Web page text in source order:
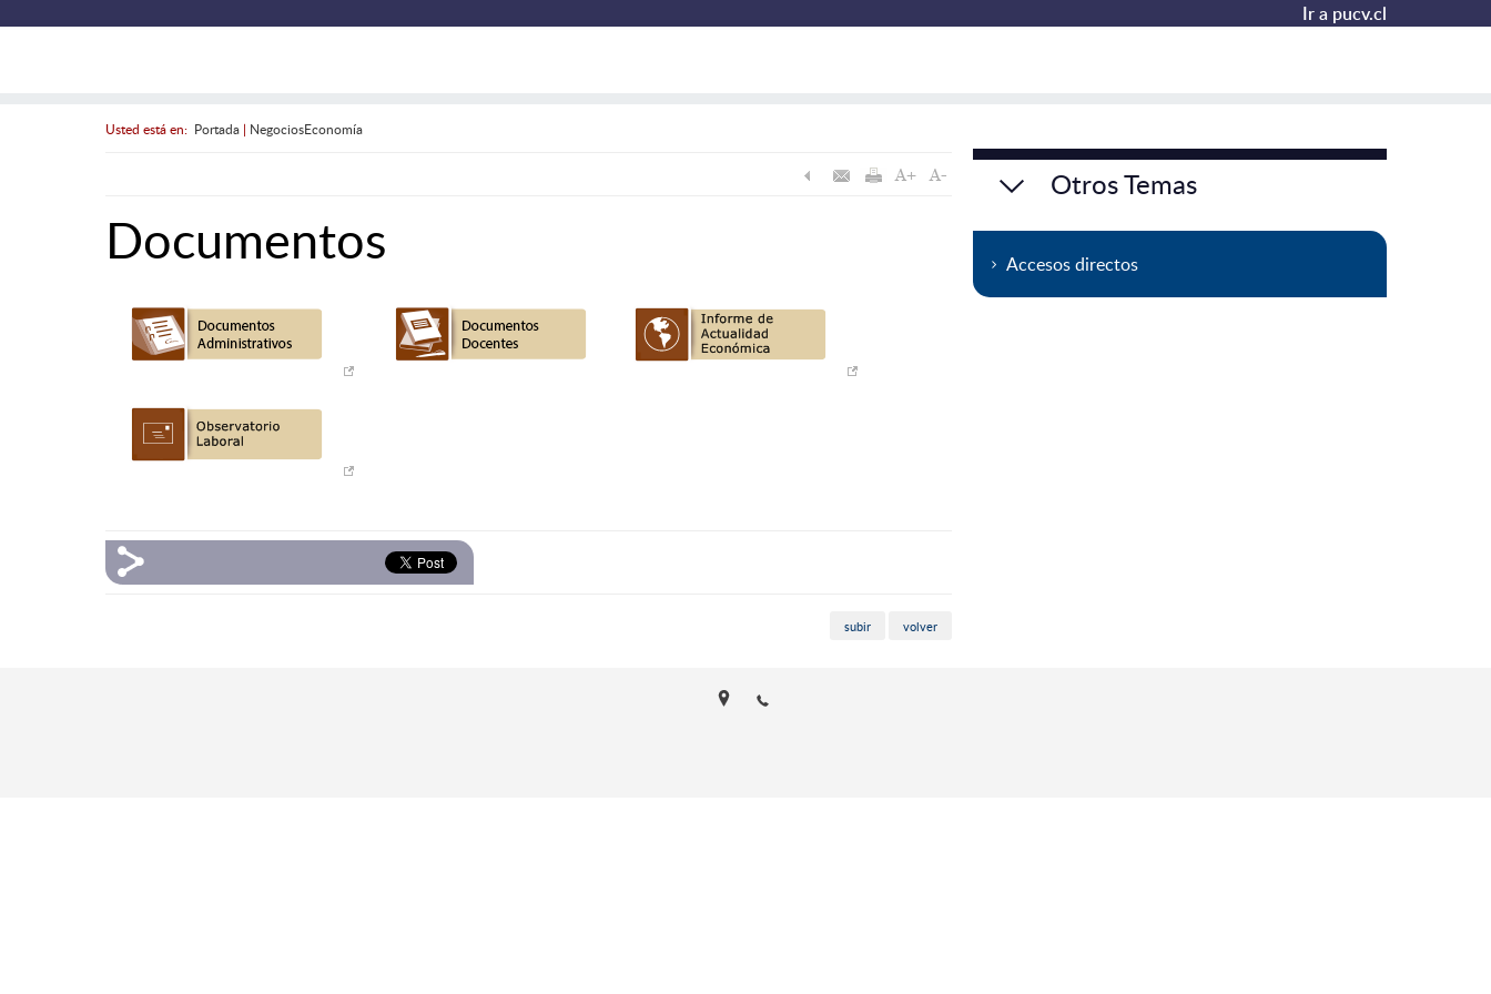
Ir a pucv.cl
Usted está en: Portada| NegociosEconomía
Documentos
subir volver
Otros Temas
Accesos directos